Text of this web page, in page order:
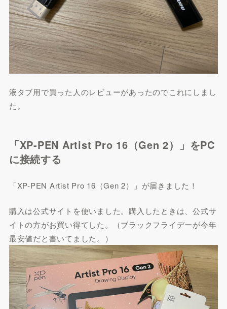
液タブ用で買った人のレビューがあったのでこれにしまし
た。
「XP-PEN Artist Pro 16（Gen 2）」をPC
に接続する
「XP-PEN Artist Pro 16（Gen 2）」が届きました！
購入は公式サイトを使いました。購入したときは、公式サ
イトの方がお買い得てした。（ブラックフライデーが今年
最安値だと書いてました。）